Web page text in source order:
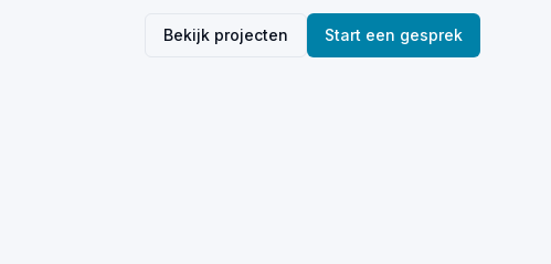
Bekijk projecten Start een gesprek